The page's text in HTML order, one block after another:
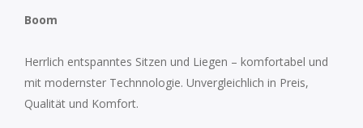
Boom
Herrlich entspanntes Sitzen und Liegen – komfortabel und
mit modernster Technnologie. Unvergleichlich in Preis,
Qualität und Komfort.